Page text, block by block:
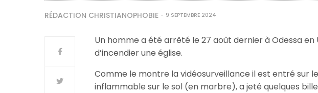
RÉDACTION CHRISTIANOPHOBIE 9 SEPTEMBRE 2024
Un homme a été arrêté le 27 août dernier à Odessa
d’incendier une église.
Comme le montre la vidéosurveillance il est entré sur
inflammable sur le sol (en marbre), a jeté quelques